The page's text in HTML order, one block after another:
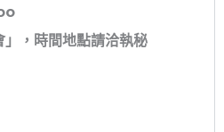
，時間地點請洽執秘